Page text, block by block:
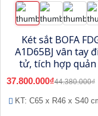
Két sắt BOFA
A1D65BJ vân tay
tử, tích hợp
bằng điện thoại
37.800.000₫44.380.000₫
KT: C65 x R46 x S40